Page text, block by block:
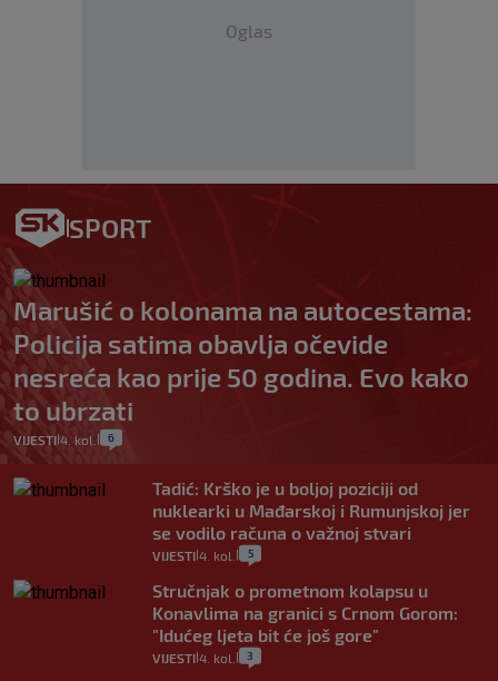
Oglas
SPORT
Marušić o kolonama na autocestama:
Policija satima obavlja očevide
nesreća kao prije 50 godina. Evo kako
to ubrzati
VIJESTI 4. kol. 6
Tadić: Krško je u boljoj poziciji od
nuklearki u Mađarskoj i Rumunjskoj jer
se vodilo računa o važnoj stvari
VIJESTI 4. kol. 5
Stručnjak o prometnom kolapsu u
Konavlima na granici s Crnom Gorom:
"Idućeg ljeta bit će još gore"
VIJESTI 4. kol. 3